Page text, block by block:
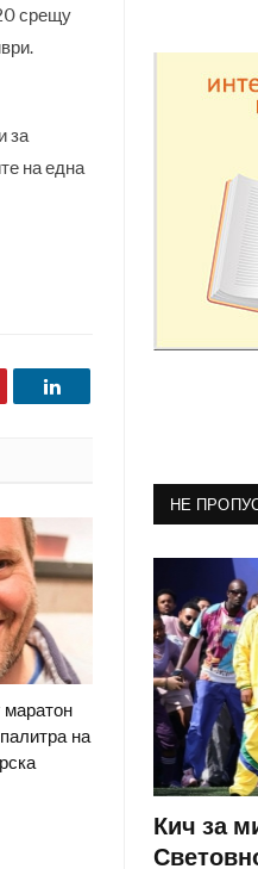
срещу
за
на една
LinkedIn
маратон
на
НЕ
Кич за